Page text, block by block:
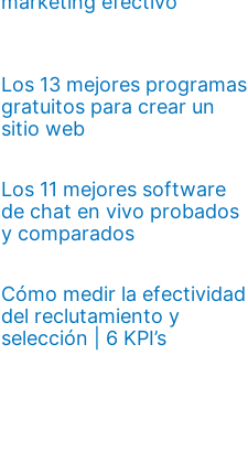
Los 13 mejores programas
gratuitos para crear un
sitio web
Los 11 mejores software
de chat en vivo probados
y comparados
Cómo medir la efectividad
del reclutamiento y
selección | 6 KPI’s